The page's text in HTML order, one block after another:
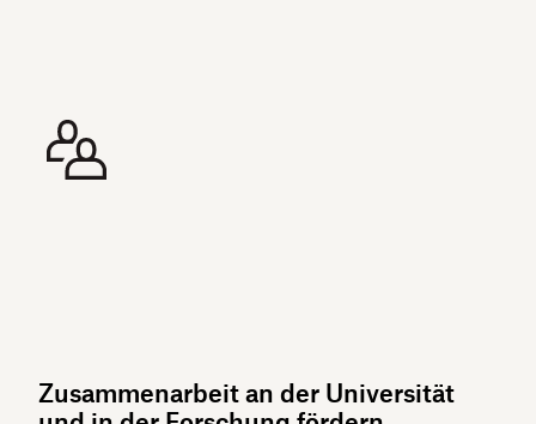
Zusammenarbeit an der Universität